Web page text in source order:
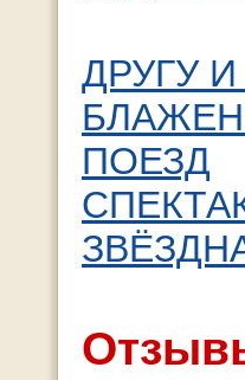
ДРУГУ
ПОЕЗД